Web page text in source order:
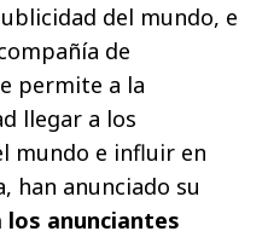
del mundo, e
de
permite a la
llegar a los
mundo e influir en
han anunciado su
anunciantes